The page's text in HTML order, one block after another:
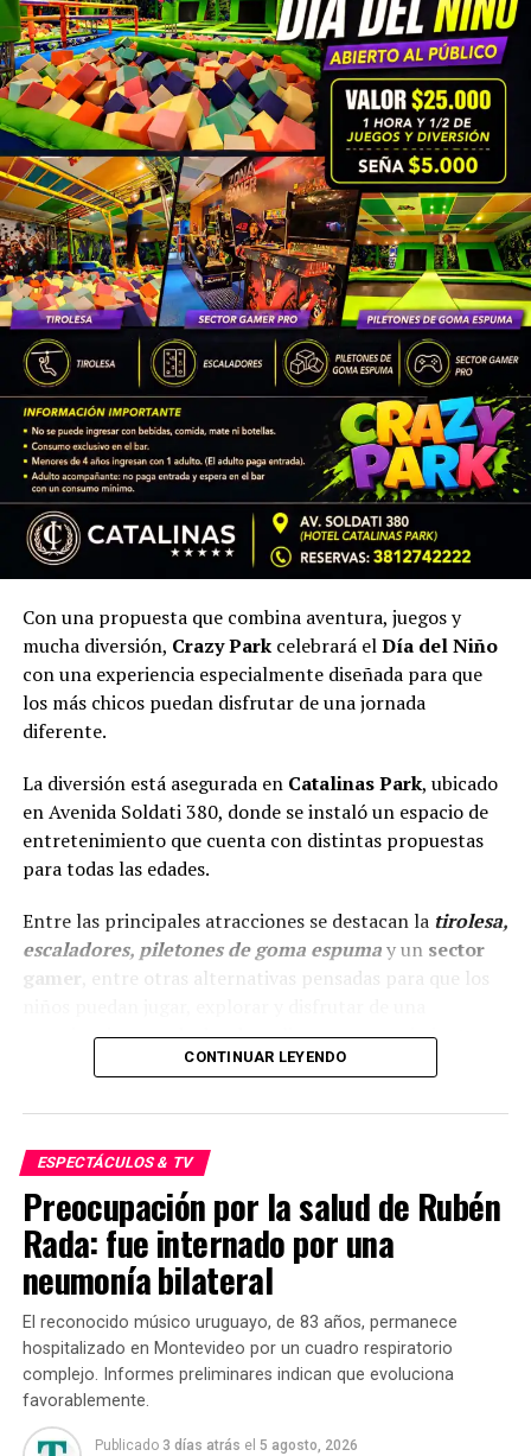
ciudadano ilustre, El Potro, lo mejor del amor, El
sonido de los tulipanes, Al acecho, El cadáver
insepulto, Elena sabe, La invitada, Goyo, Póngale la
firma y Un paraíso para los malditos, sumado a los
cortometrajesY líbranos del mal El pozoyEl sueño
de Horacio.
Además de su trabajo como actor, participó en
campañas publicitarias para distintas marcas
reconocidas.Familiares, amigos y colegaslo
despidieron con afecto y destacaron su profesionalismo,
compromiso y entrega a lo largo de una carrera que dejó
una huella en el espectáculo argentino.
Con una propuesta que combina aventura, juegos y
mucha diversión, Crazy Parkcelebrará elDía del Niño
con una experiencia especialmente diseñada para que
los más chicos puedan disfrutar de una jornada
diferente.
La diversión está asegurada en Catalinas Park, ubicado
en Avenida Soldati 380, donde se instaló un espacio de
entretenimiento que cuenta con distintas propuestas
para todas las edades.
Entre las principales atracciones se destacan latirolesa,
escaladores, piletones de goma espumay un sector
gamer , entre otras alternativas pensadas para que los
experiencia cargada de adrenalina y entretenimiento.
duración de una hora y media de juego y diversión, con
un valor de$25.000por persona. Para reservar el lugar
se solicita una seña de
De esta manera, Crazy Park se presenta como una
opción diferente para festejar el Día del Niño,
combinando actividad física, aventura y
entretenimiento en un mismo espacio.
La propuesta de diversión asegurada es para este 16 de
agosto en el Hotel Catalinas Park, donde los
CONTINUAR LEYENDO
ESPECTÁCULOS & TV
Preocupación por la salud de Rubén
Rada: fue internado por una
neumonía bilateral
El reconocido músico uruguayo, de 83 años, permanece
hospitalizado en Montevideo por un cuadro respiratorio
complejo. Informes preliminares indican que evoluciona
favorablemente.
Publicado 3 días atrás el 5 agosto, 2026